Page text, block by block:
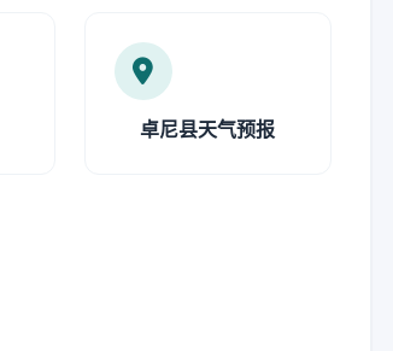
卓尼县天气预报